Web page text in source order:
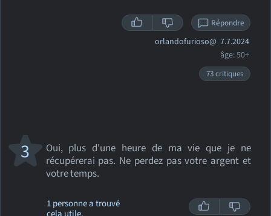
Répondre
orlandofurioso@ 7.7.2024
âge: 50+
73 critiques
Oui, plus d'une heure de ma vie que je ne
récupérerai pas. Ne perdez pas votre argent et
votre temps.
3
1 personne a trouvé